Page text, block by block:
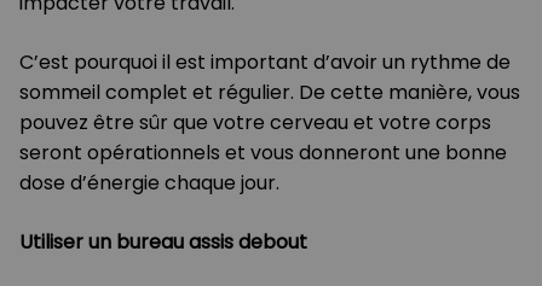
C’est pourquoi il est important d’avoir un rythme de
sommeil complet et régulier. De cette manière, vous
pouvez être sûr que votre cerveau et votre corps
seront opérationnels et vous donneront une bonne
dose d’énergie chaque jour.
Utiliser un bureau assis debout